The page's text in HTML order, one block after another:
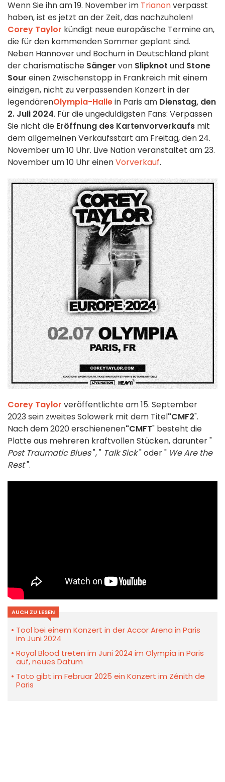
Wenn Sie ihn am 19. November im Trianonverpasst
haben, ist es jetzt an der Zeit, das nachzuholen!
Corey Taylor kündigt neue europäische Termine an,
die für den kommenden Sommer geplant sind.
Neben Hannover und Bochum in Deutschland plant
der charismatische Sänger von Slipknot und Stone
Sour einen Zwischenstopp in Frankreich mit einem
einzigen, nicht zu verpassenden Konzert in der
legendärenOlympia-Hallein Paris am Dienstag, den
2. Juli 2024. Für die ungeduldigsten Fans: Verpassen
Sie nicht die Eröffnung des Kartenvorverkaufs mit
dem allgemeinen Verkaufsstart am Freitag, den 24.
November um 10 Uhr. Live Nation veranstaltet am 23.
November um 10 Uhr einenVorverkauf.
Corey Taylor veröffentlichte am 15. September
2023 sein zweites Solowerk mit dem Titel"CMF2".
Nach dem 2020 erschienenen"CMFT" besteht die
Platte aus mehreren kraftvollen Stücken, darunter "
Post Traumatic Blues", " Talk Sick" oder " We Are the
Rest".
AUCH ZU LESEN
Tool bei einem Konzert in der Accor Arena in Paris
im Juni 2024
Royal Blood treten im Juni 2024 im Olympia in Paris
auf, neues Datum
Toto gibt im Februar 2025 ein Konzert im Zénith de
Paris